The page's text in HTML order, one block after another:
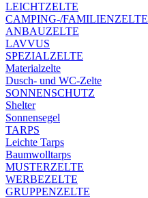
LEICHTZELTE
CAMPING-/FAMILIENZELTE
ANBAUZELTE
LAVVUS
SPEZIALZELTE
Materialzelte
Dusch- und WC-Zelte
SONNENSCHUTZ
Shelter
Sonnensegel
TARPS
Leichte Tarps
Baumwolltarps
MUSTERZELTE
WERBEZELTE
GRUPPENZELTE